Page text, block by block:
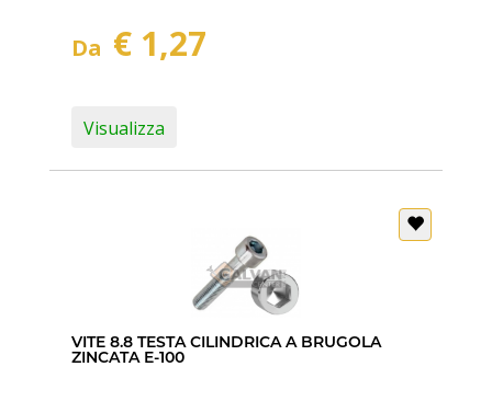
Da € 1,27
Visualizza
VITE 8.8 TESTA CILINDRICA A BRUGOLA
ZINCATA E-100